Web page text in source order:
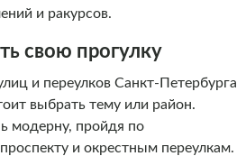
и ракурсов.
свою прогулку
и переулков Санкт-Петербурга
выбрать тему или район.
модерну, пройдя по
и окрестным переулкам.